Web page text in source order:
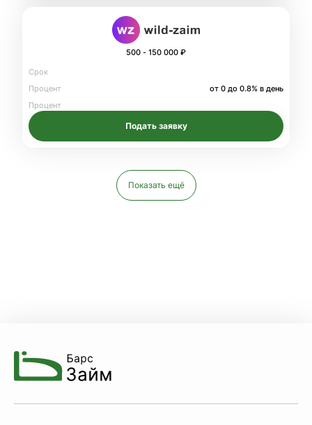
500 - 150 000 ₽
Срок
Процент
от 0 до 0.8% в день
Процент
Подать заявку
Показать ещё